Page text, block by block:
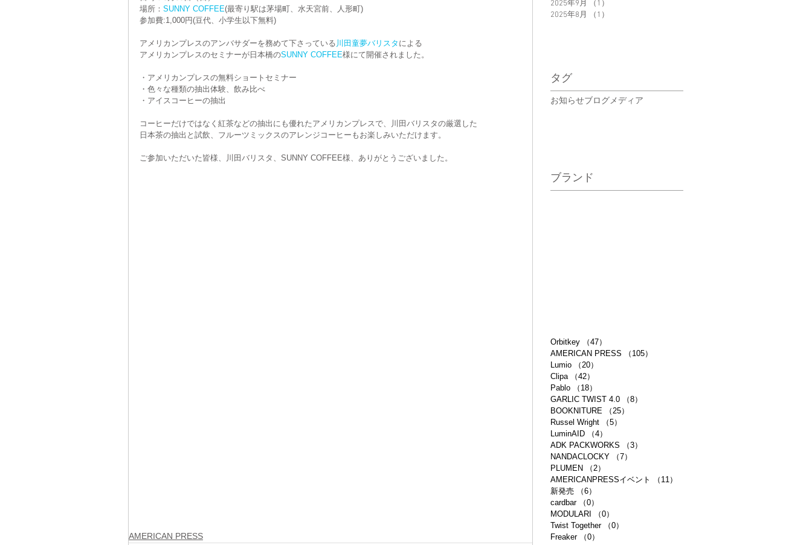
場所： SUNNY COFFEE(最寄り駅は茅場町、水天宮前、人形町)
参加費:1,000円(豆代、小学生以下無料)
アメリカンプレスのアンバサダーを務めて下さっている 川田童夢バリスタ による
アメリカンプレスのセミナーが日本橋のSUNNY COFFEE様にて開催されました。
・アメリカンプレスの無料ショートセミナー
・色々な種類の抽出体験、飲み比べ
・アイスコーヒーの抽出
コーヒーだけではなく紅茶などの抽出にも優れたアメリカンプレスで、川田バリスタの厳選した
日本茶の抽出と試飲、フルーツミックスのアレンジコーヒーもお楽しみいただけます。
ご参加いただいた皆様、川田バリスタ、SUNNY COFFEE様、ありがとうございました。
AMERICAN PRESS
2025年9月
（1）
2025年8月
（1）
タグ
お知らせブログ メディア
ブランド
Orbitkey （47）
AMERICAN PRESS
（105）
Lumio
（20）
Clipa
（42）
Pablo
（18）
GARLIC TWIST 4.0
（8）
BOOKNITURE
（25）
Russel Wright
（5）
LuminAID
（4）
ADK PACKWORKS
（3）
NANDACLOCKY
（7）
PLUMEN
（2）
AMERICANPRESSイベント
（11）
新発売
（6）
cardbar
（0）
MODULARI
（0）
Twist Together
（0）
Freaker
（0）